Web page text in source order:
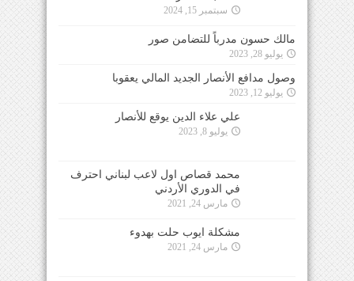
سبتمبر 15, 2024
مالك حسون مدرباً للتضامن صور
يوليو 28, 2023
وصول مدافع الأنصار الجديد المالي يعقوبا
يوليو 12, 2023
علي علاء الدين يوقع للأنصار
يوليو 8, 2023
محمد قصاص اول لاعب لبناني احترف
في الدوري الأردني
مارس 24, 2021
مشكلة ايوب حلت بهدوء
مارس 24, 2021